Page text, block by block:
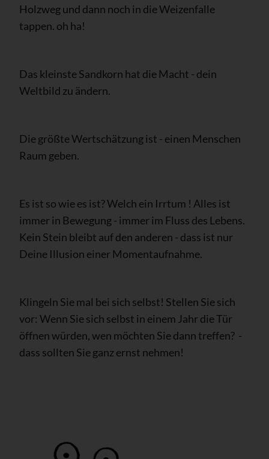
Holzweg und dann noch in die Weizenfalle
tappen. oh ha!
Das kleinste Sandkorn hat die Macht - dein
Weltbild zu ändern.
Die größte Wertschätzung ist - einen Menschen
Raum geben.
Es ist so wie es ist? Welch ein Irrtum ! Alles ist
immer in Bewegung - immer im Fluss des Lebens.
Kein Stein bleibt auf den anderen - dass ist nur
Deine Illusion einer Momentaufnahme.
Klingeln Sie mal bei sich selbst! Stellen Sie sich
vor: Wenn Sie sich selbst in einem Jahr die Tür
öffnen würden, wen möchten Sie dann treffen? -
dass sollten Sie ganz ernst nehmen!